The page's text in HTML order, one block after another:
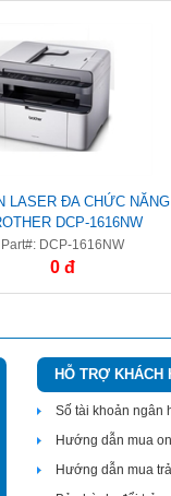
LASER ĐA CHỨC NĂNG
DCP-1616NW
COPY/ LAN-WIFI)
Part#: DCP-1616NW
0 đ
HỖ TRỢ KHÁCH
Số tài khoản ngân
Hướng dẫn mua
Hướng dẫn mua